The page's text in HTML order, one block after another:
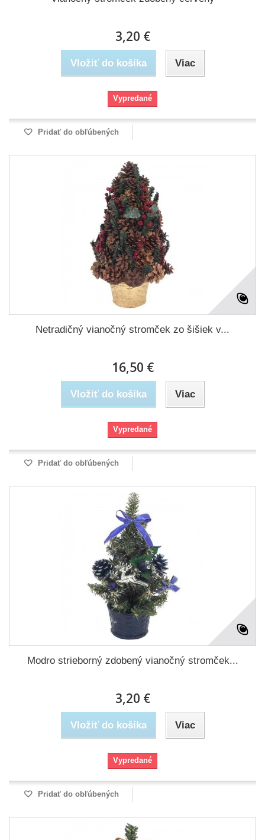
3,20 €
Vložiť do košíka Viac
Vypredané
Pridať do obľúbených
Netradičný vianočný stromček zo šišiek v...
16,50 €
Vložiť do košíka Viac
Vypredané
Pridať do obľúbených
Modro strieborný zdobený vianočný stromček...
3,20 €
Vložiť do košíka Viac
Vypredané
Pridať do obľúbených